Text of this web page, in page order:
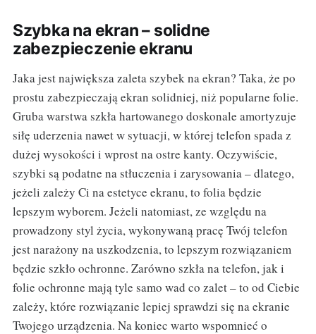
Szybka na ekran – solidne
zabezpieczenie ekranu
Jaka jest największa zaleta szybek na ekran? Taka, że po
prostu zabezpieczają ekran solidniej, niż popularne folie.
Gruba warstwa szkła hartowanego doskonale amortyzuje
siłę uderzenia nawet w sytuacji, w której telefon spada z
dużej wysokości i wprost na ostre kanty. Oczywiście,
szybki są podatne na stłuczenia i zarysowania – dlatego,
jeżeli zależy Ci na estetyce ekranu, to folia będzie
lepszym wyborem. Jeżeli natomiast, ze względu na
prowadzony styl życia, wykonywaną pracę Twój telefon
jest narażony na uszkodzenia, to lepszym rozwiązaniem
będzie szkło ochronne. Zarówno szkła na telefon, jak i
folie ochronne mają tyle samo wad co zalet – to od Ciebie
zależy, które rozwiązanie lepiej sprawdzi się na ekranie
Twojego urządzenia. Na koniec warto wspomnieć o